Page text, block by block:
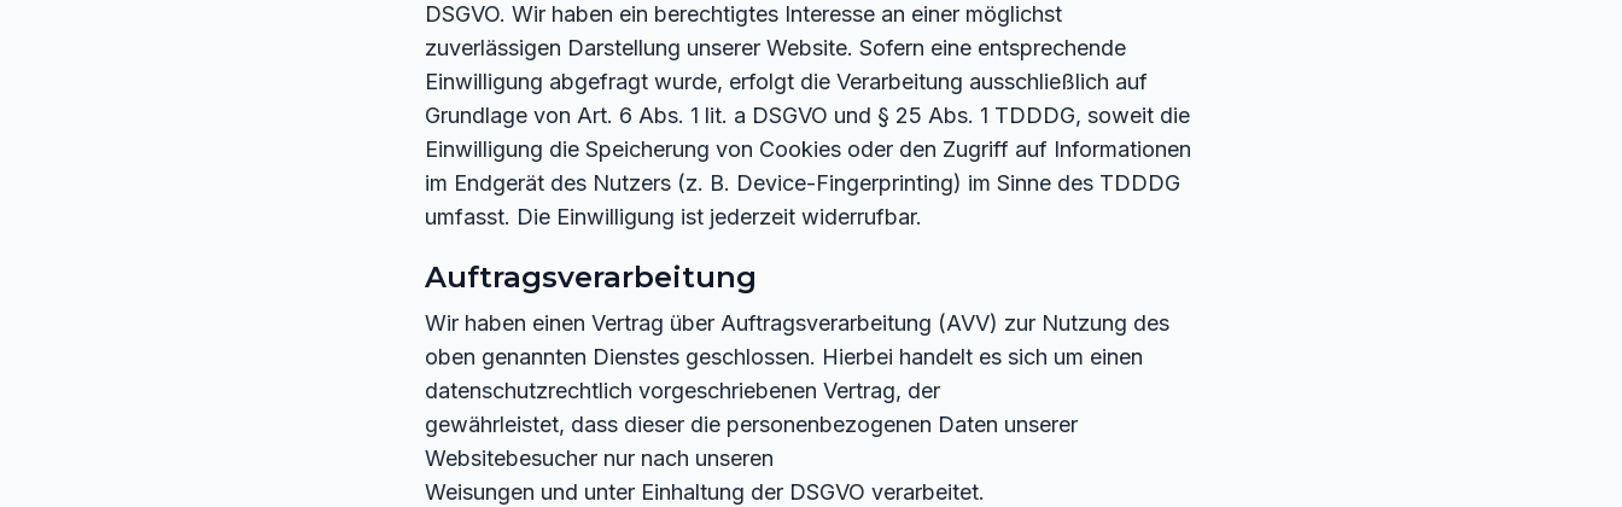
DSGVO. Wir haben ein berechtigtes Interesse an einer möglichst
zuverlässigen Darstellung unserer Website. Sofern eine entsprechende
Einwilligung abgefragt wurde, erfolgt die Verarbeitung ausschließlich auf
Grundlage von Art. 6 Abs. 1 lit. a DSGVO und § 25 Abs. 1 TDDDG, soweit die
Einwilligung die Speicherung von Cookies oder den Zugriff auf Informationen
im Endgerät des Nutzers (z. B. Device-Fingerprinting) im Sinne des TDDDG
umfasst. Die Einwilligung ist jederzeit widerrufbar.
Auftragsverarbeitung
Wir haben einen Vertrag über Auftragsverarbeitung (AVV) zur Nutzung des
oben genannten Dienstes geschlossen. Hierbei handelt es sich um einen
datenschutzrechtlich vorgeschriebenen Vertrag, der
gewährleistet, dass dieser die personenbezogenen Daten unserer
Websitebesucher nur nach unseren
Weisungen und unter Einhaltung der DSGVO verarbeitet.